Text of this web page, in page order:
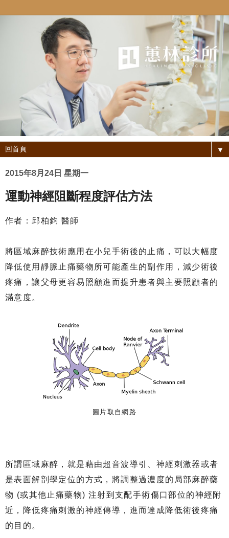
▼
2015年8月24日 星期一
運動神經阻斷程度評估方法
作者：邱柏鈞 醫師
將區域麻醉技術應用在小兒手術後的止痛，可以大幅度
降低使用靜脈止痛藥物所可能產生的副作用，減少術後
疼痛，讓父母更容易照顧進而提升患者與主要照顧者的
滿意度。
圖片取自網路
所謂區域麻醉，就是藉由超音波導引、神經刺激器或者
是表面解剖學定位的方式，將調整過濃度的局部麻醉藥
物 (或其他止痛藥物) 注射到支配手術傷口部位的神經附
近，降低疼痛刺激的神經傳導，進而達成降低術後疼痛
的目的。